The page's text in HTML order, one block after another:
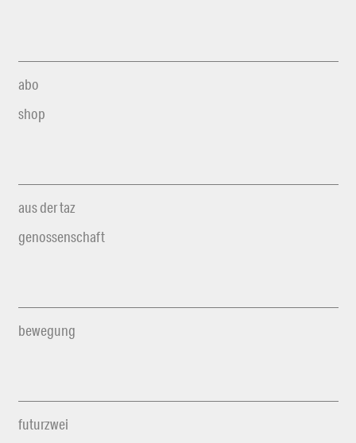
abo
shop
aus der taz
genossenschaft
bewegung
futurzwei